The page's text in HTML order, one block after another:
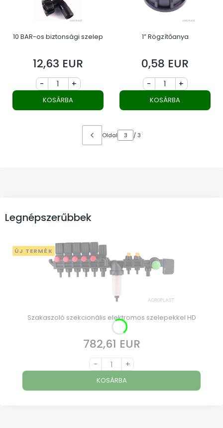
10 BAR-os biztonsági szelep
Ár
12,63 EUR
- +
KOSÁRBA
1” Rögzítőanya
Ár
0,58 EUR
- +
KOSÁRBA
Oldal / 3
Legnépszerűbbek
ÚJ TERMÉK
Szakaszoló szekcionális elektromos szelepekkel HD
Ár
782,61 EUR
- +
KOSÁRBA